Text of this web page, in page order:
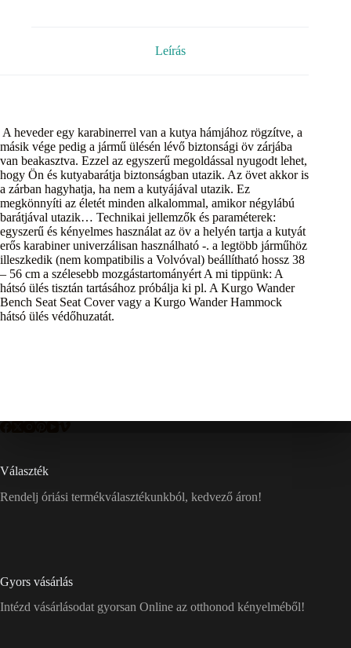
Leírás
A heveder egy karabinerrel van a kutya hámjához rögzítve, a
másik vége pedig a jármű ülésén lévő biztonsági öv zárjába
van beakasztva. Ezzel az egyszerű megoldással nyugodt lehet,
hogy Ön és kutyabarátja biztonságban utazik. Az övet akkor is
a zárban hagyhatja, ha nem a kutyájával utazik. Ez
megkönnyíti az életét minden alkalommal, amikor négylábú
barátjával utazik… Technikai jellemzők és paraméterek:
egyszerű és kényelmes használat az öv a helyén tartja a kutyát
erős karabiner univerzálisan használható -. a legtöbb járműhöz
illeszkedik (nem kompatibilis a Volvóval) beállítható hossz 38
– 56 cm a szélesebb mozgástartományért A mi tippünk: A
hátsó ülés tisztán tartásához próbálja ki pl. A Kurgo Wander
Bench Seat Seat Cover vagy a Kurgo Wander Hammock
hátsó ülés védőhuzatát.
Választék
Rendelj óriási termékválasztékunkból, kedvező áron!
Gyors vásárlás
Intézd vásárlásodat gyorsan Online az otthonod kényelméből!